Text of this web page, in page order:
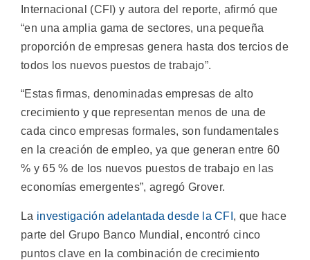
Internacional (CFI) y autora del reporte, afirmó que
“en una amplia gama de sectores, una pequeña
proporción de empresas genera hasta dos tercios de
todos los nuevos puestos de trabajo”.
“Estas firmas, denominadas empresas de alto
crecimiento y que representan menos de una de
cada cinco empresas formales, son fundamentales
en la creación de empleo, ya que generan entre 60
% y 65 % de los nuevos puestos de trabajo en las
economías emergentes”, agregó Grover.
La investigación adelantada desde la CFI , que hace
parte del Grupo Banco Mundial, encontró cinco
puntos clave en la combinación de crecimiento